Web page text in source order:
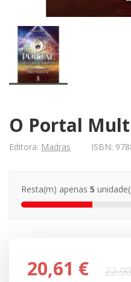
O Portal
Editora: Madras ISBN:
Resta(m) apenas 5
20,61 €